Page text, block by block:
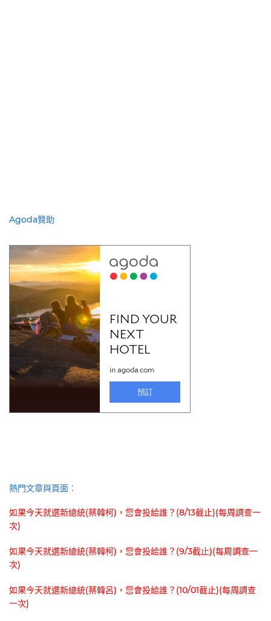
Agoda贊助
熱門文章與頁面︰
如果今天就選新總統(蔡韓柯)，您會投給誰？(8/13截止)(每周調查一
次)
如果今天就選新總統(蔡韓柯)，您會投給誰？(9/3截止)(每周調查一
次)
如果今天就選新總統(蔡韓呂)，您會投給誰？(10/01截止)(每周調查
一次)